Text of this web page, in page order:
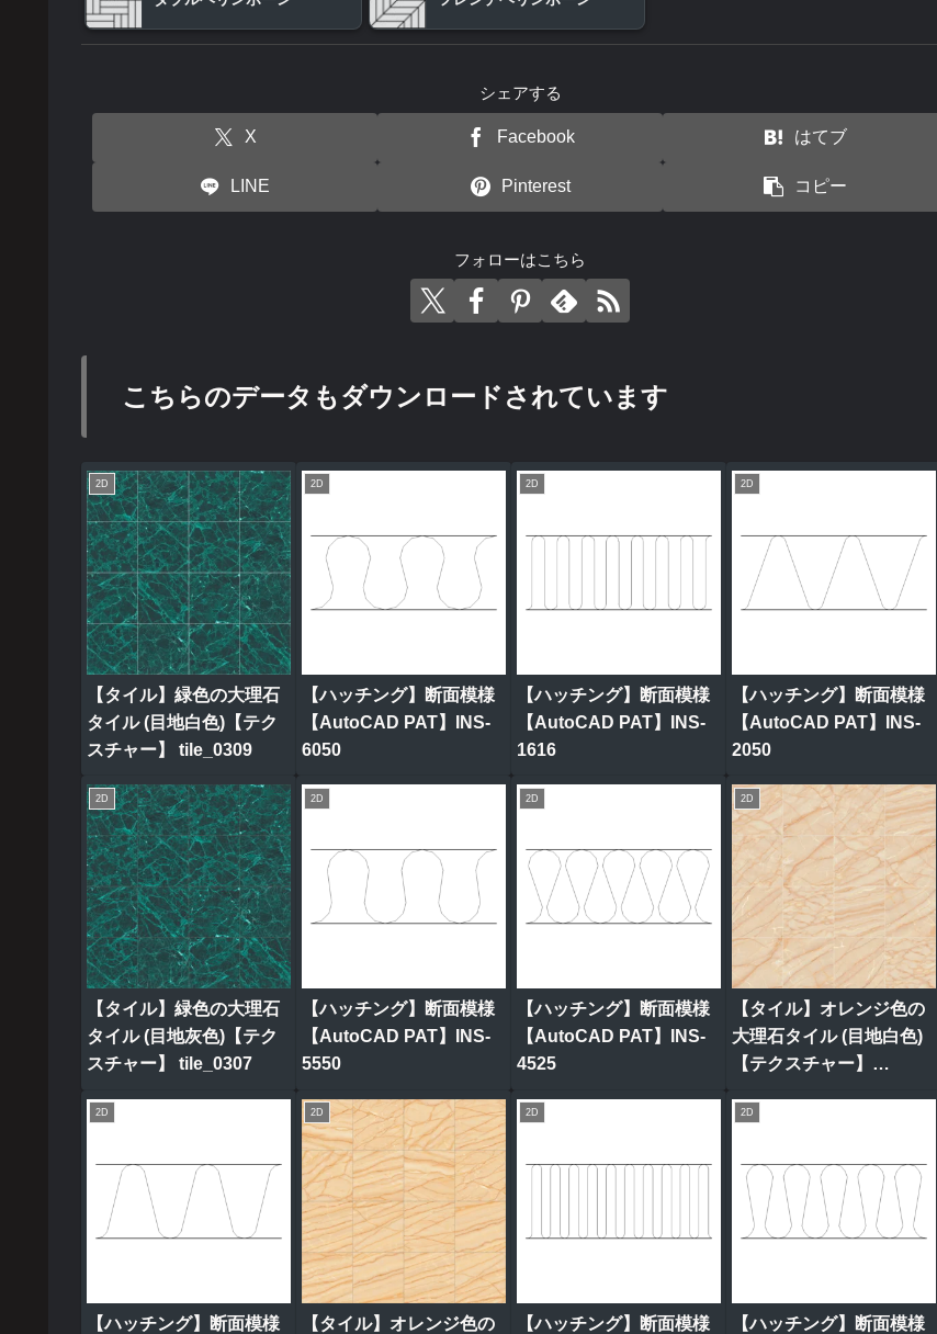
シェアする
X Facebook はてブ
LINE Pinterest コピー
フォローはこちら
こちらのデータもダウンロードされています
2D
【タイル】緑色の大理石
タイル (目地白色)【テク
スチャー】 tile_0309
2D
【ハッチング】断面模様
【AutoCAD PAT】INS-
6050
2D
【ハッチング】断面模様
【AutoCAD PAT】INS-
1616
2D
【ハッチング】断面模様
【AutoCAD PAT】INS-
2050
2D
【タイル】緑色の大理石
タイル (目地灰色)【テク
スチャー】 tile_0307
2D
【ハッチング】断面模様
【AutoCAD PAT】INS-
5550
2D
【ハッチング】断面模様
【AutoCAD PAT】INS-
4525
2D
【タイル】オレンジ色の
大理石タイル (目地白色)
【テクスチャー】
2D
【ハッチング】断面模様
2D
【タイル】オレンジ色の
2D
【ハッチング】断面模様
2D
【ハッチング】断面模様